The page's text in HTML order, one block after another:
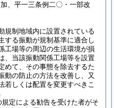
、平一三条例二〇・一部改
規制地域内に設置されている
する振動が規制基準に適合し
工場等の周辺の生活環境が損
、当該振動関係工場等を設置
めて、その事態を除去するた
動の防止の方法を改善し、又
若しくは配置を変更すべきこ
規定による勧告を受けた者がそ